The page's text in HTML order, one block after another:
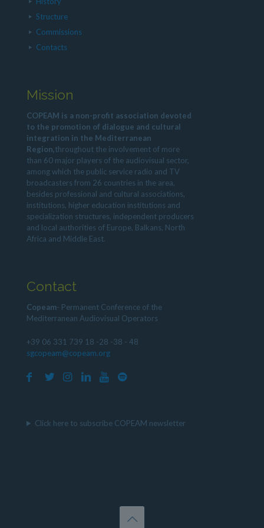
Structure
Commissions
Contacts
Mission
COPEAM is a non-profit association devoted
to the promotion of dialogue and cultural
integration in the Mediterranean
Region,throughout the involvement of more
than 60 major players of the audiovisual sector,
among which the public service radio and TV
broadcasters from 26 countries in the area,
besides professional and cultural associations,
institutions, higher education institutions and
specialization structures, independent producers
and local authorities of Europe, Balkans, North
Africa and Middle East.
Contact
Copeam- Permanent Conference of the
Mediterranean Audiovisual Operators
+39 06 331 739 18 -28 -38 - 48
sgcopeam@copeam.org
Click here to subscribe COPEAM newsletter